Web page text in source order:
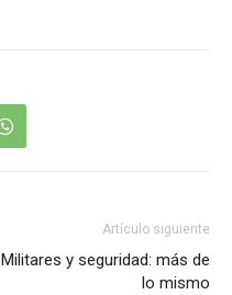
Artículo siguiente
Militares y seguridad: más de
lo mismo